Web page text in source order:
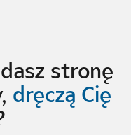
stronę
dręczą Cię